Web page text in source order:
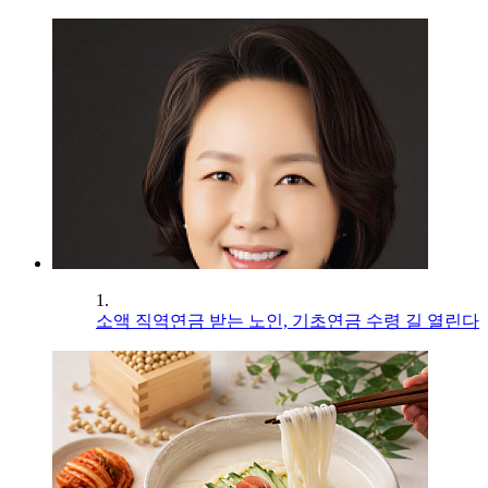
1.
소액 직역연금 받는 노인, 기초연금 수령 길 열린다